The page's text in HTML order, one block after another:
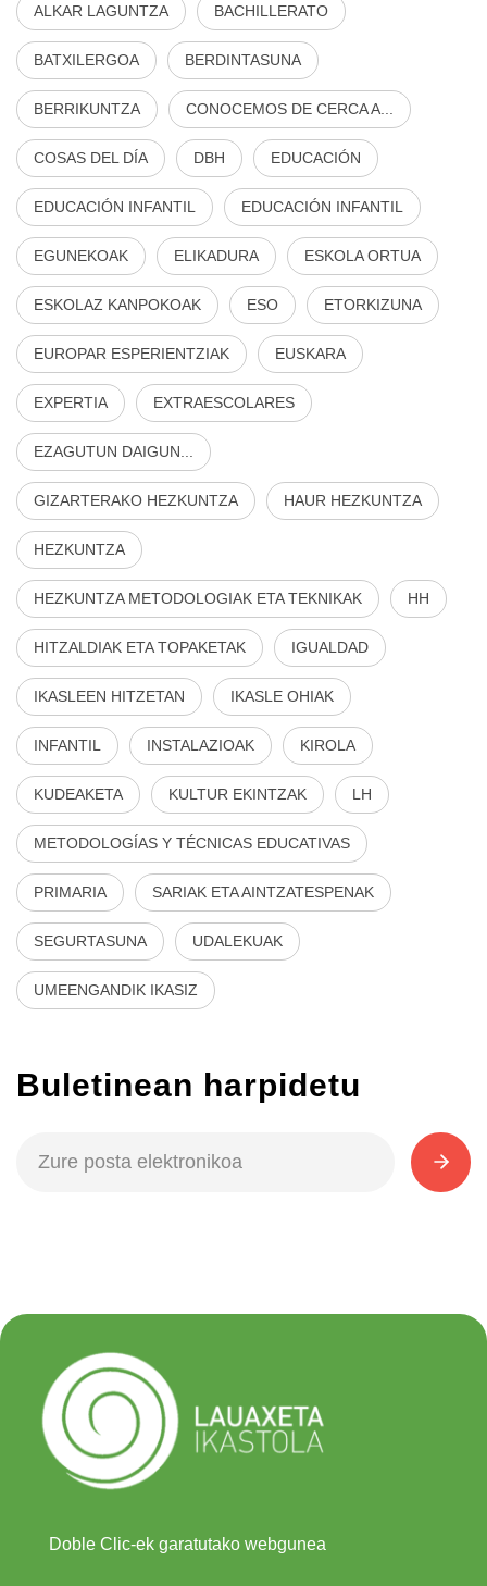
ALKAR LAGUNTZA BACHILLERATO
BATXILERGOA BERDINTASUNA
BERRIKUNTZA CONOCEMOS DE CERCA A...
COSAS DEL DÍA DBH EDUCACIÓN
EDUCACIÓN INFANTIL EDUCACIÓN INFANTIL
EGUNEKOAK ELIKADURA ESKOLA ORTUA
ESKOLAZ KANPOKOAK ESO ETORKIZUNA
EUROPAR ESPERIENTZIAK EUSKARA
EXPERTIA EXTRAESCOLARES
EZAGUTUN DAIGUN...
GIZARTERAKO HEZKUNTZA HAUR HEZKUNTZA
HEZKUNTZA
HEZKUNTZA METODOLOGIAK ETA TEKNIKAK HH
HITZALDIAK ETA TOPAKETAK IGUALDAD
IKASLEEN HITZETAN IKASLE OHIAK
INFANTIL INSTALAZIOAK KIROLA
KUDEAKETA KULTUR EKINTZAK LH
METODOLOGÍAS Y TÉCNICAS EDUCATIVAS
PRIMARIA SARIAK ETA AINTZATESPENAK
SEGURTASUNA UDALEKUAK
UMEENGANDIK IKASIZ
Buletinean harpidetu
Doble Clic-ek garatutako webgunea